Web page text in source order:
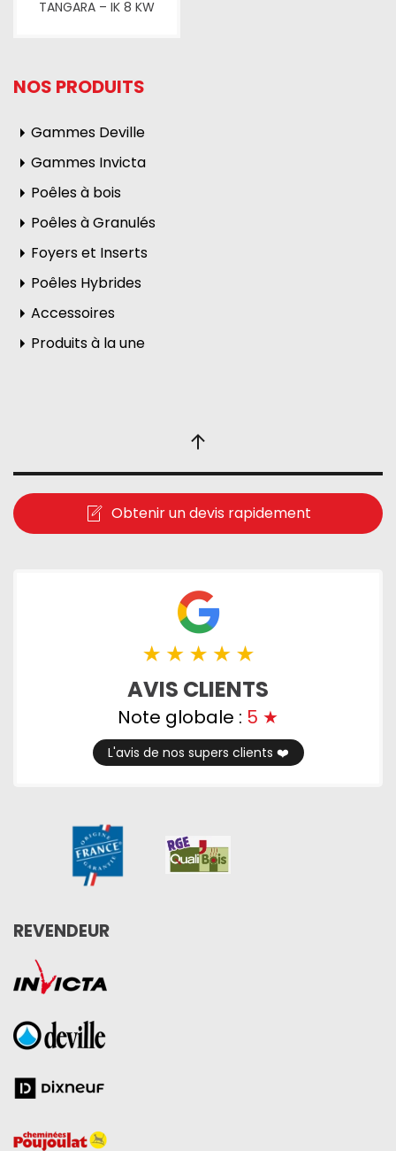
TANGARA – IK 8 KW
NOS PRODUITS
Gammes Deville
Gammes Invicta
Poêles à bois
Poêles à Granulés
Foyers et Inserts
Poêles Hybrides
Accessoires
Produits à la une
Obtenir un devis rapidement
AVIS CLIENTS
Note globale : 5 ★
L'avis de nos supers clients ❤️️
REVENDEUR